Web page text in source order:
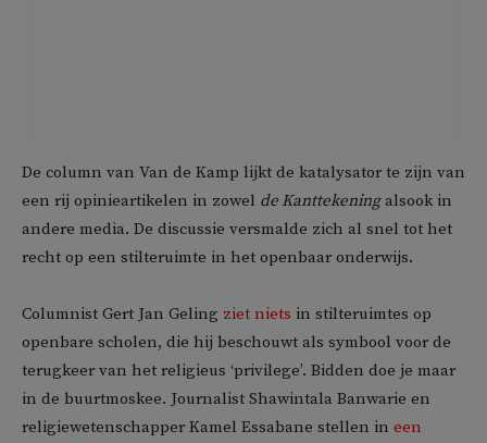
De column van Van de Kamp lijkt de katalysator te zijn van
een rij opinieartikelen in zowel de Kanttekeningalsook in
andere media. De discussie versmalde zich al snel tot het
recht op een stilteruimte in het openbaar onderwijs.
Columnist Gert Jan Geling ziet niets in stilteruimtes op
openbare scholen, die hij beschouwt als symbool voor de
terugkeer van het religieus ‘privilege’. Bidden doe je maar
in de buurtmoskee. Journalist Shawintala Banwarie en
religiewetenschapper Kamel Essabane stellen in een